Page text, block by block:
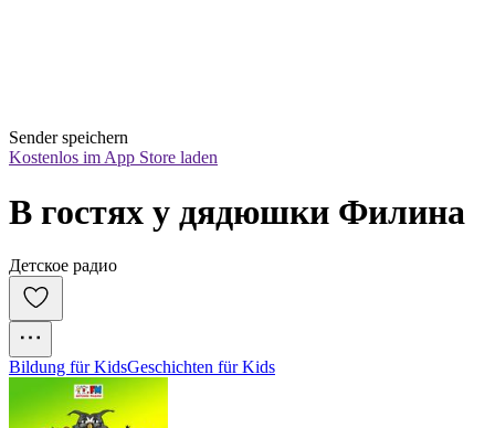
Sender speichern
Kostenlos im App Store laden
В гостях у дядюшки Филина
Детское радио
Bildung für KidsGeschichten für Kids